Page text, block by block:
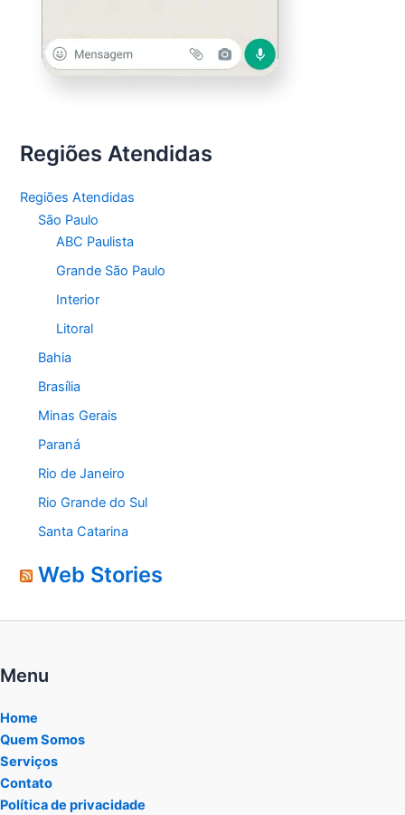
Regiões Atendidas
Regiões Atendidas
São Paulo
ABC Paulista
Grande São Paulo
Interior
Litoral
Bahia
Brasília
Minas Gerais
Paraná
Rio de Janeiro
Rio Grande do Sul
Santa Catarina
Web Stories
Menu
Home
Quem Somos
Serviços
Contato
Política de privacidade